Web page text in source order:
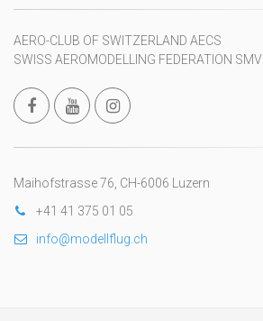
AERO-CLUB OF SWITZERLAND AECS
SWISS AEROMODELLING FEDERATION SMV
Maihofstrasse 76, CH-6006 Luzern
+41 41 375 01 05
info@modellflug.ch